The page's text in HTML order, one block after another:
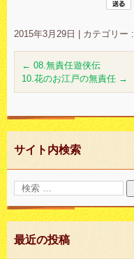
2015年3月29日 カテゴリー :
← 08.無責任遊侠伝
10.花のお江戸の無責任 →
サイト内検索
最近の投稿